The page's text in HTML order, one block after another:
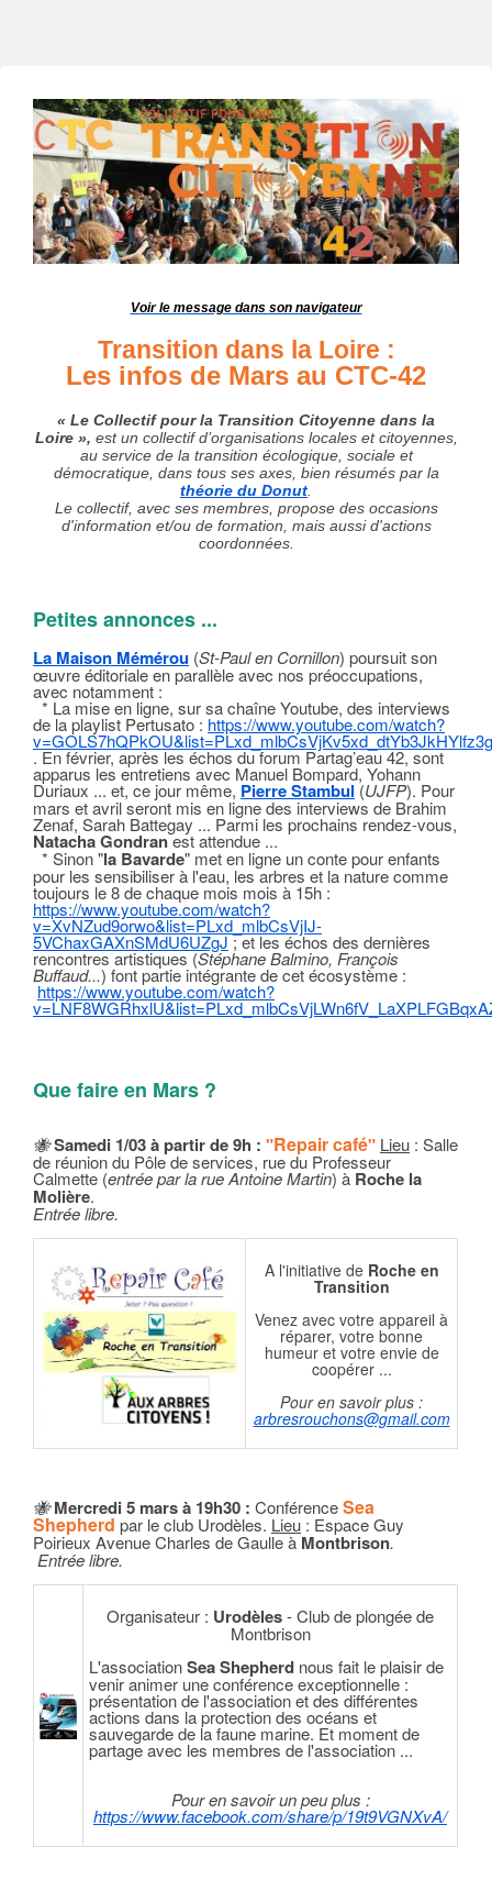
Voir le message dans son navigateur
Transition dans la Loire :
Les infos de Mars au CTC-42
« Le Collectif pour la Transition Citoyenne dans la
Loire », est un collectif d’organisations locales et citoyennes,
au service de la transition écologique, sociale et
démocratique, dans tous ses axes, bien résumés par la
théorie du Donut
Le collectif, avec ses membres, propose des occasions
d'information et/ou de formation, mais aussi d'actions
coordonnées.
Petites annonces ...
La Maison Mémérou (St-Paul en Cornillon) poursuit son
œuvre éditoriale en parallèle avec nos préoccupations,
avec notamment :
* La mise en ligne, sur sa chaîne Youtube, des interviews
de la playlist Pertusato : https://www.youtube.com/watch?
. En février, après les échos du forum Partag’eau 42, sont
apparus les entretiens avec Manuel Bompard, Yohann
Duriaux ... et, ce jour même, Pierre Stambul (UJFP). Pour
mars et avril seront mis en ligne des interviews de Brahim
Zenaf, Sarah Battegay ... Parmi les prochains rendez-vous,
Natacha Gondranest attendue ...
* Sinon "la Bavarde" met en ligne un conte pour enfants
pour les sensibiliser à l'eau, les arbres et la nature comme
toujours le 8 de chaque mois mois à 15h :
https://www.youtube.com/watch?
v=XvNZud9orwo&list=PLxd_mlbCsVjIJ-
5VChaxGAXnSMdU6UZgJ; et les échos des dernières
rencontres artistiques (Stéphane Balmino, François
Buffaud...) font partie intégrante de cet écosystème :
https://www.youtube.com/watch?
Que faire en Mars ?
🐝Samedi 1/03 à partir de 9h : "Repair café" Lieu : Salle
de réunion du Pôle de services, rue du Professeur
Calmette (entrée par la rue Antoine Martin) à Roche la
Molière.
Entrée libre.
A l'initiative de Roche en
Transition
Venez avec votre appareil à
réparer, votre bonne
humeur et votre envie de
coopérer ...
Pour en savoir plus :
arbresrouchons@gmail.com
🐝 Mercredi 5 mars à 19h30 : ConférenceSea
Shepherd par le club Urodèles. Lieu : Espace Guy
Poirieux Avenue Charles de Gaulle àMontbrison.
Entrée libre.
Organisateur : Urodèles- Club de plongée de
Montbrison
L'associationSea Shepherd nous fait le plaisir de
venir animer une conférence exceptionnelle :
présentation de l'association et des différentes
actions dans la protection des océans et
sauvegarde de la faune marine. Et moment de
partage avec les membres de l'association ...
Pour en savoir un peu plus :
https://www.facebook.com/share/p/19t9VGNXvA/